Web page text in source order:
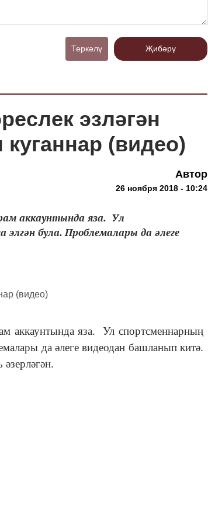
Теркәлү Җибәрү
эзләгән
(видео)
Автор
26 ноября 2018 - 10:24
аккаунтында яза. Ул
була. Проблемалары да әлеге
аккаунтында яза. Ул спортсменнарның
да әлеге видеодан башланып китә.